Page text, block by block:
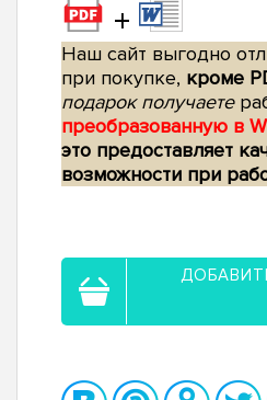
+
Наш сайт выгодно
при покупке, кроме
подарок получаете
преобразованную в
это предоставляет
возможности при